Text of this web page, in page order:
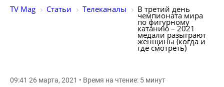
TV Mag Статьи Телеканалы В третий день
чемпионата мира
по фигурному
катанию – 2021
медали разыграют
женщины (когда и
где смотреть)
09:41 26 марта, 2021 • Время на чтение: 5 минут